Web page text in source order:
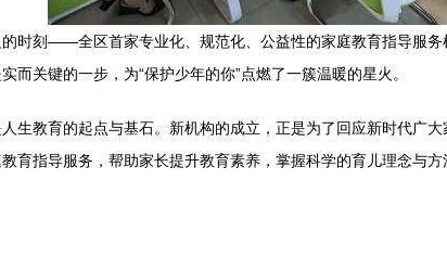
时刻——全区首家专业化、规范化、公益性的家庭教育指导服
关键的一步，为“保护少年的你”点燃了一簇温暖的星火。
生教育的起点与基石。新机构的成立，正是为了回应新时代广
育指导服务，帮助家长提升教育素养，掌握科学的育儿理念与